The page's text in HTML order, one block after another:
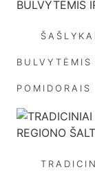
POMIDORAIS